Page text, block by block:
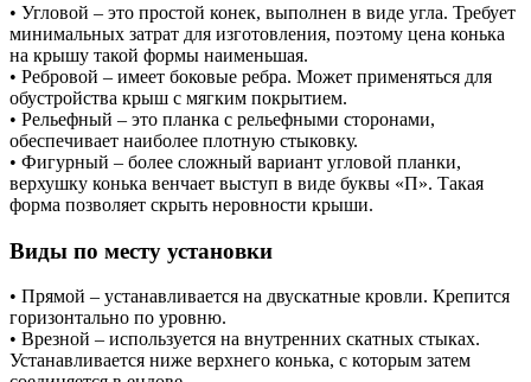
• Угловой – это простой конек, выполнен в виде угла. Требует
минимальных затрат для изготовления, поэтому цена конька
на крышу такой формы наименьшая.
• Ребровой – имеет боковые ребра. Может применяться для
обустройства крыш с мягким покрытием.
• Рельефный – это планка с рельефными сторонами,
обеспечивает наиболее плотную стыковку.
• Фигурный – более сложный вариант угловой планки,
верхушку конька венчает выступ в виде буквы «П». Такая
форма позволяет скрыть неровности крыши.
Виды по месту установки
• Прямой – устанавливается на двускатные кровли. Крепится
горизонтально по уровню.
• Врезной – используется на внутренних скатных стыках.
Устанавливается ниже верхнего конька, с которым затем